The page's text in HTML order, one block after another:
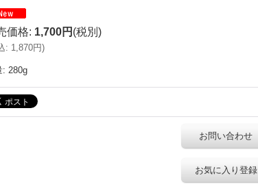
価格: 1,700円 (税別)
: 1,870円)
: 280g
お問い合わせ
お気に入り登録